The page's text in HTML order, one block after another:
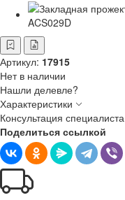
Артикул: 17915
Нет в наличии
Нашли делевле?
Характеристики
Консультация специалиста
Поделиться ссылкой